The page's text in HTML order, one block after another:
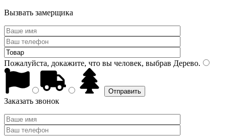
Вызвать замерщика
Пожалуйста, докажите, что вы человек, выбрав Дерево.
Заказать звонок